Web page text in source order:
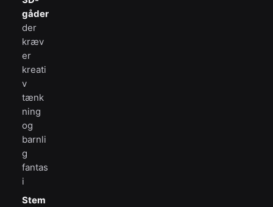
gåder
der
kræv
er
kreati
v
tænk
ning
og
barnli
g
fantas
i
Stem